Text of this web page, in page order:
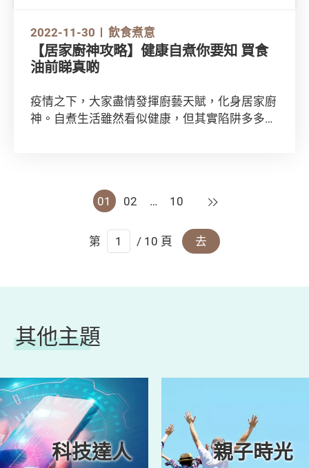
2022-11-30 飲食煮意
【居家廚神攻略】健康自煮你要知 買食
油前睇真啲
疫情之下，大家盡情發揮廚藝天賦，化身居家廚
神。自煮生活雖然看似健康，但其實陷阱多多。
01
02 … 10 下一頁
第 / 10 頁 去
其他主題
科技達人 親子時光